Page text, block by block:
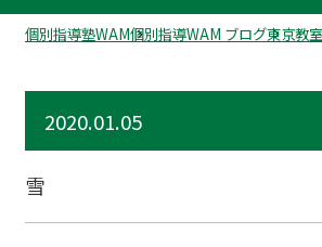
個別指導塾WAM個別指導WAM ブログ東京教室
2020.01.05
雪